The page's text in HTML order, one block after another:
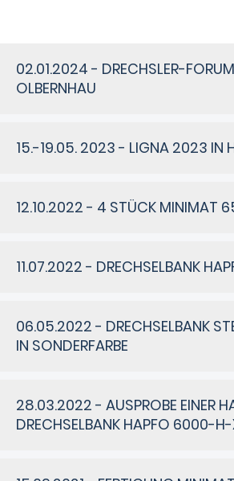
02.01.2024 - DRECHSLER-
OLBERNHAU
15.-19.05. 2023 - LIGNA 2023 IN
12.10.2022 - 4 STÜCK MINIMAT
11.07.2022 - DRECHSELBANK
06.05.2022 - DRECHSELBANK
IN SONDERFARBE
28.03.2022 - AUSPROBE EINER
DRECHSELBANK HAPFO 6000-